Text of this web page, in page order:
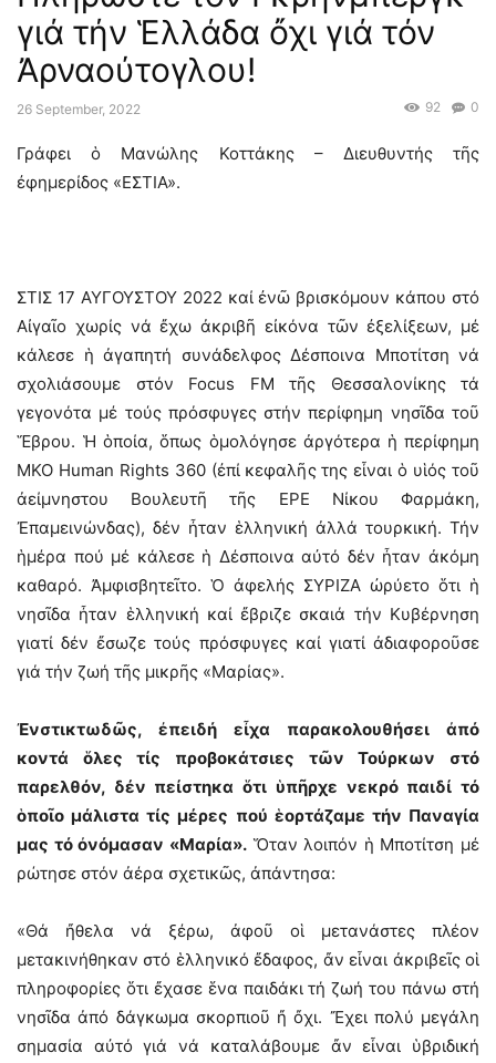
γιά τήν Ἑλλάδα ὄχι γιά τόν
Ἀρναούτογλου!
26 September, 2022 0
92
Γράφει ὁ Μανώλης Κοττάκης – Διευθυντής τῆς
ἐφημερίδος «ΕΣΤΙΑ».
ΣΤΙΣ 17 ΑΥΓΟΥΣΤΟΥ 2022 καί ἐνῶ βρισκόμουν κάπου στό
Αἰγαῖο χωρίς νά ἔχω ἀκριβῆ εἰκόνα τῶν ἐξελίξεων, μέ
κάλεσε ἡ ἀγαπητή συνάδελφος Δέσποινα Μποτίτση νά
σχολιάσουμε στόν Focus FM τῆς Θεσσαλονίκης τά
γεγονότα μέ τούς πρόσφυγες στήν περίφημη νησῖδα τοῦ
Ἕβρου. Ἡ ὁποία, ὅπως ὁμολόγησε ἀργότερα ἡ περίφημη
ΜΚΟ Human Rights 360 (ἐπί κεφαλῆς της εἶναι ὁ υἱός τοῦ
ἀείμνηστου Βουλευτῆ τῆς ΕΡΕ Νίκου Φαρμάκη,
Ἐπαμεινώνδας), δέν ἦταν ἑλληνική ἀλλά τουρκική. Τήν
ἡμέρα πού μέ κάλεσε ἡ Δέσποινα αὐτό δέν ἦταν ἀκόμη
καθαρό. Ἀμφισβητεῖτο. Ὁ ἀφελής ΣΥΡΙΖΑ ὠρύετο ὅτι ἡ
νησῖδα ἦταν ἑλληνική καί ἔβριζε σκαιά τήν Κυβέρνηση
γιατί δέν ἔσωζε τούς πρόσφυγες καί γιατί ἀδιαφοροῦσε
γιά τήν ζωή τῆς μικρῆς «Μαρίας».
Ἐνστικτωδῶς, ἐπειδή εἶχα παρακολουθήσει ἀπό
κοντά ὅλες τίς προβοκάτσιες τῶν Τούρκων στό
παρελθόν, δέν πείστηκα ὅτι ὑπῆρχε νεκρό παιδί τό
ὁποῖο μάλιστα τίς μέρες πού ἑορτάζαμε τήν Παναγία
μας τό ὀνόμασαν «Μαρία».Ὅταν λοιπόν ἡ Μποτίτση μέ
ρώτησε στόν ἀέρα σχετικῶς, ἀπάντησα:
«Θά ἤθελα νά ξέρω, ἀφοῦ οἱ μετανάστες πλέον
μετακινήθηκαν στό ἑλληνικό ἔδαφος, ἄν εἶναι ἀκριβεῖς οἱ
πληροφορίες ὅτι ἔχασε ἕνα παιδάκι τή ζωή του πάνω στή
νησῖδα ἀπό δάγκωμα σκορπιοῦ ἤ ὄχι. Ἔχει πολύ μεγάλη
σημασία αὐτό γιά νά καταλάβουμε ἄν εἶναι ὑβριδική